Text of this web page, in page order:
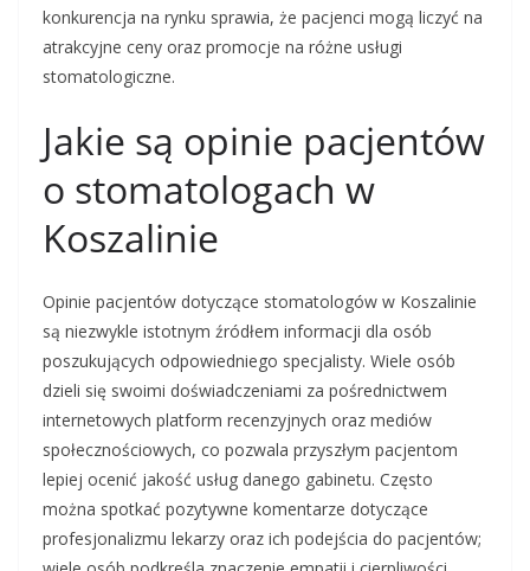
konkurencja na rynku sprawia, że pacjenci mogą liczyć na
atrakcyjne ceny oraz promocje na różne usługi
stomatologiczne.
Jakie są opinie pacjentów
o stomatologach w
Koszalinie
Opinie pacjentów dotyczące stomatologów w Koszalinie
są niezwykle istotnym źródłem informacji dla osób
poszukujących odpowiedniego specjalisty. Wiele osób
dzieli się swoimi doświadczeniami za pośrednictwem
internetowych platform recenzyjnych oraz mediów
społecznościowych, co pozwala przyszłym pacjentom
lepiej ocenić jakość usług danego gabinetu. Często
można spotkać pozytywne komentarze dotyczące
profesjonalizmu lekarzy oraz ich podejścia do pacjentów;